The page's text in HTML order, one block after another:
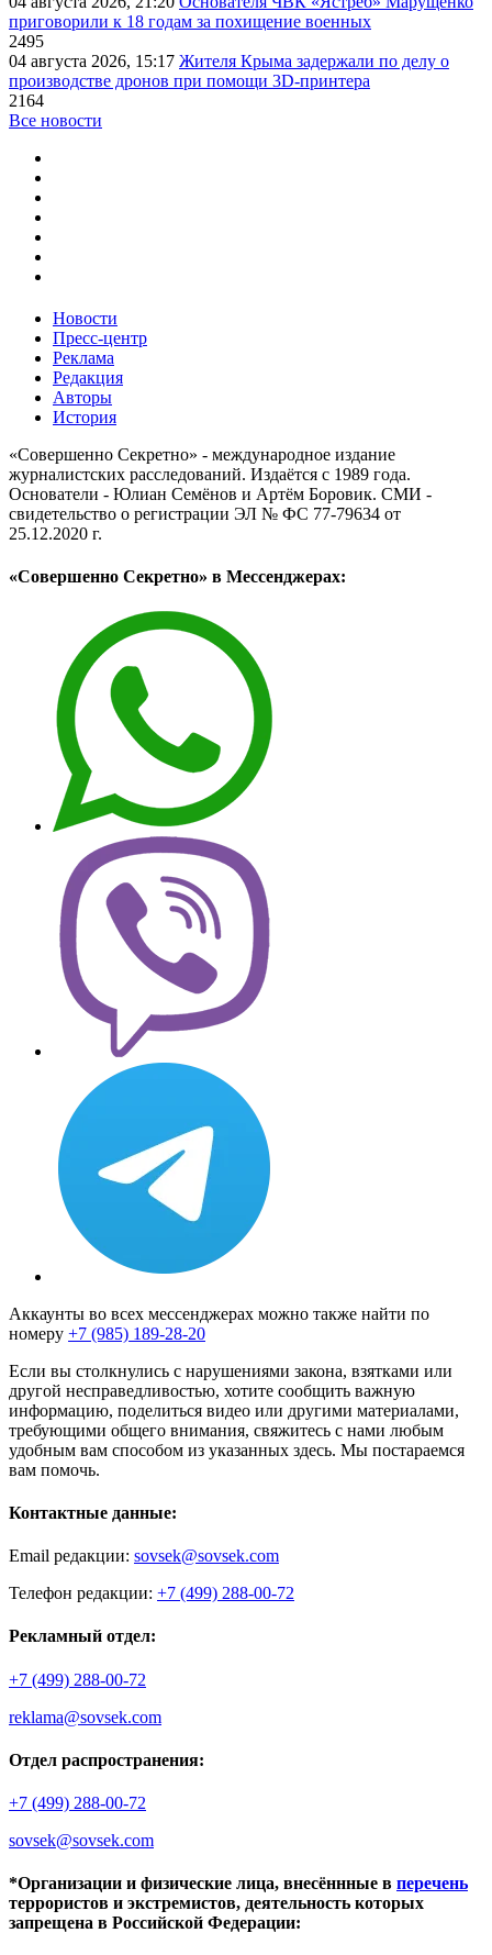
приговорили к 18 годам за похищение военных
2495
04 августа 2026, 15:17 Жителя Крыма задержали по делу о
производстве дронов при помощи 3D‑принтера
2164
Все новости
Новости
Пресс-центр
Реклама
Редакция
Авторы
История
«Совершенно Секретно» - международное издание
журналистских расследований. Издаётся с 1989 года.
Основатели - Юлиан Семёнов и Артём Боровик. CМИ -
свидетельство о регистрации ЭЛ № ФС 77-79634 от
25.12.2020 г.
«Совершенно Секретно» в Мессенджерах:
Аккаунты во всех мессенджерах можно также найти по
номеру +7 (985) 189-28-20
Если вы столкнулись с нарушениями закона, взятками или
другой несправедливостью, хотите сообщить важную
информацию, поделиться видео или другими материалами,
требующими общего внимания, свяжитесь с нами любым
удобным вам способом из указанных здесь. Мы постараемся
вам помочь.
Контактные данные:
Email редакции: sovsek@sovsek.com
Телефон редакции: +7 (499) 288-00-72
Рекламный отдел:
+7 (499) 288-00-72
reklama@sovsek.com
Отдел распространения:
+7 (499) 288-00-72
sovsek@sovsek.com
*Организации и физические лица, внесённные в перечень
террористов и экстремистов, деятельность которых
запрещена в Российской Федерации: